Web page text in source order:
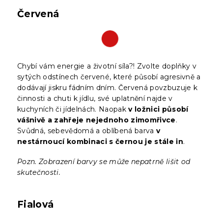
Červená
Chybí vám energie a životní síla?! Zvolte doplňky v
sytých odstínech červené, které působí agresivně a
dodávají jiskru fádním dním. Červená povzbuzuje k
činnosti a chuti k jídlu, své uplatnění najde v
kuchyních či jídelnách. Naopakv ložnici působí
vášnivě a zahřeje nejednoho zimomřivce.
Svůdná, sebevědomá a oblíbená barva v
nestárnoucí kombinaci s černou je stále in.
Pozn. Zobrazení barvy se může nepatrně lišit od
skutečnosti.
Fialová